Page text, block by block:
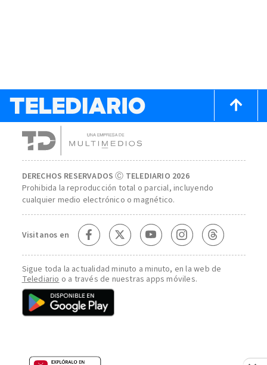
DERECHOS RESERVADOS Ⓒ TELEDIARIO 2026
Prohibida la reproducción total o parcial, incluyendo
cualquier medio electrónico o magnético.
Visitanos en
Sigue toda la actualidad minuto a minuto, en la web de
Telediario o a través de nuestras apps móviles.